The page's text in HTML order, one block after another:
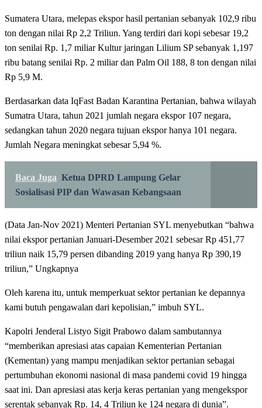
Sumatera Utara, melepas ekspor hasil pertanian sebanyak 102,9 ribu
ton dengan nilai Rp 2,2 Triliun. Yang terdiri dari kopi sebesar 19,2
ton senilai Rp. 1,7 miliar Kultur jaringan Lilium SP sebanyak 1,197
ribu batang senilai Rp. 2 miliar dan Palm Oil 188, 8 ton dengan nilai
Rp 5,9 M.
Berdasarkan data IqFast Badan Karantina Pertanian, bahwa wilayah
Sumatra Utara, tahun 2021 jumlah negara ekspor 107 negara,
sedangkan tahun 2020 negara tujuan ekspor hanya 101 negara.
Jumlah Negara meningkat sebesar 5,94 %.
Baca Juga Ketua DPRD Lampung Gelar
Sosialisasi PIP dan Wawasan Kebangsaan
(Data Jan-Nov 2021) Menteri Pertanian SYL menyebutkan “bahwa
nilai ekspor pertanian Januari-Desember 2021 sebesar Rp 451,77
triliun naik 15,79 persen dibanding 2019 yang hanya Rp 390,19
triliun,” Ungkapnya
Oleh karena itu, untuk memperkuat sektor pertanian ke depannya
kami butuh pengawalan dari kepolisian,” imbuh SYL.
Kapolri Jenderal Listyo Sigit Prabowo dalam sambutannya
“memberikan apresiasi atas capaian Kementerian Pertanian
(Kementan) yang mampu menjadikan sektor pertanian sebagai
pertumbuhan ekonomi nasional di masa pandemi covid 19 hingga
saat ini. Dan apresiasi atas kerja keras pertanian yang mengekspor
serentak sebanyak Rp. 14, 4 Triliun ke 124 negara di dunia”.